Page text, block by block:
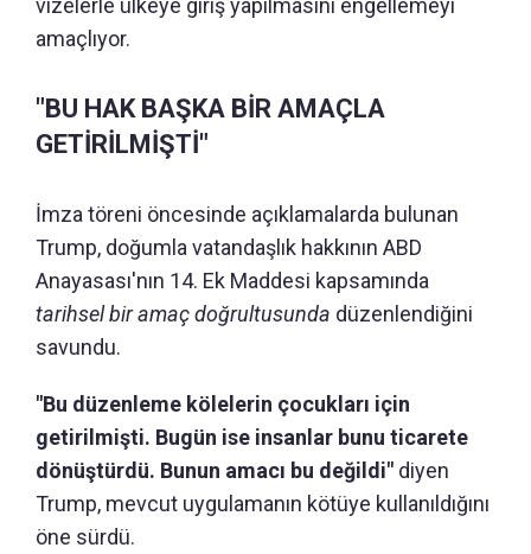
amaçlıyor.
"BU HAK BAŞKA BİR AMAÇLA
GETİRİLMİŞTİ"
İmza töreni öncesinde açıklamalarda bulunan
Trump, doğumla vatandaşlık hakkının ABD
Anayasası'nın 14. Ek Maddesi kapsamında
tarihsel bir amaç doğrultusunda düzenlendiğini
savundu.
"Bu düzenleme kölelerin çocukları için
getirilmişti. Bugün ise insanlar bunu ticarete
dönüştürdü. Bunun amacı bu değildi" diyen
Trump, mevcut uygulamanın kötüye kullanıldığını
öne sürdü.